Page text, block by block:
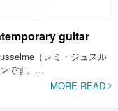
guitar
（レミ・ジュスル
です。...
MORE READ